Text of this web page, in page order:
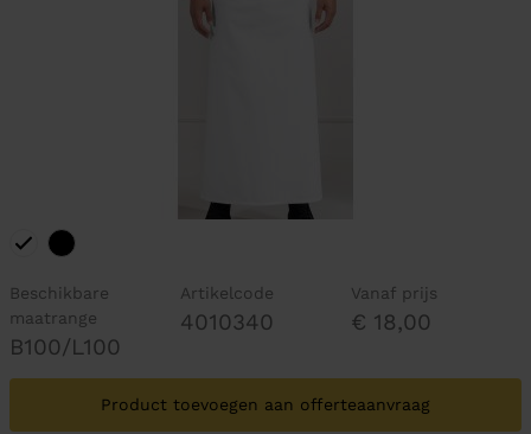
Beschikbare
maatrange
B100/L100
Artikelcode
4010340
Vanaf prijs
€ 18,00
Product toevoegen aan offerteaanvraag